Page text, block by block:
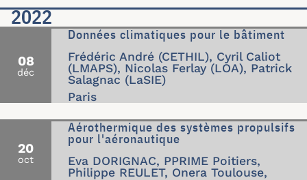
2022
08
déc
Données climatiques pour le bâtiment
Frédéric André (CETHIL), Cyril Caliot
(LMAPS), Nicolas Ferlay (LOA), Patrick
Salagnac (LaSIE)
Paris
20
oct
Aérothermique des systèmes propulsifs
pour l'aéronautique
Eva DORIGNAC, PPRIME Poitiers,
Philippe REULET, Onera Toulouse,